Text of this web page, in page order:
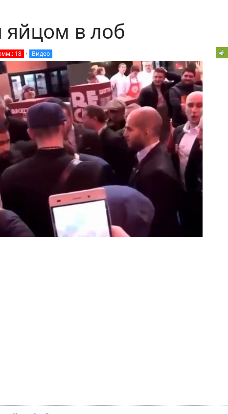
в лоб
18 • Видео